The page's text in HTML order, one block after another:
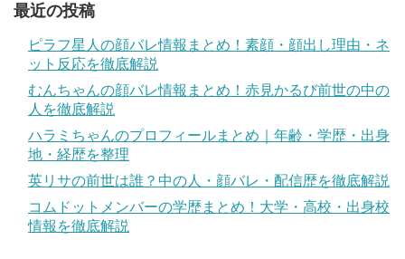
最近の投稿
ピラフ星人の顔バレ情報まとめ！素顔・顔出し理由・ネ
ット反応を徹底解説
むんちゃんの顔バレ情報まとめ！赤見かるび前世の中の
人を徹底解説
ハラミちゃんのプロフィールまとめ｜年齢・学歴・出身
地・経歴を整理
英リサの前世は誰？中の人・顔バレ・配信歴を徹底解説
コムドットメンバーの学歴まとめ！大学・高校・出身校
情報を徹底解説